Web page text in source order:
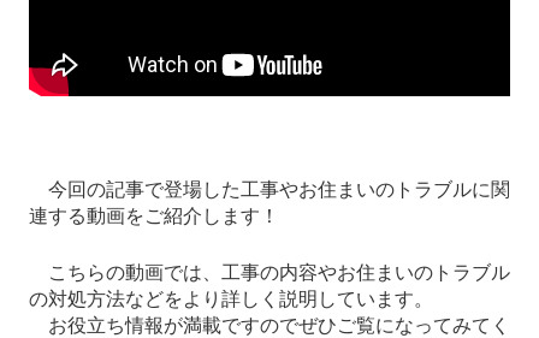
今回の記事で登場した工事やお住まいのトラブルに関
連する動画をご紹介します！
こちらの動画では、工事の内容やお住まいのトラブル
の対処方法などをより詳しく説明しています。
お役立ち情報が満載ですのでぜひご覧になってみてく